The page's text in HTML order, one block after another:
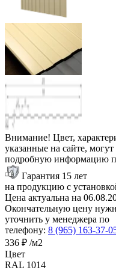
Внимание! Цвет,
указанные на сайте,
подробную информацию
Гарантия 15 лет
на продукцию с
Цена актуальна на
Окончательную цену
уточнить у менеджера по
телефону: 8 (965) 163-37-
336 ₽ /м2
Цвет
RAL 1014